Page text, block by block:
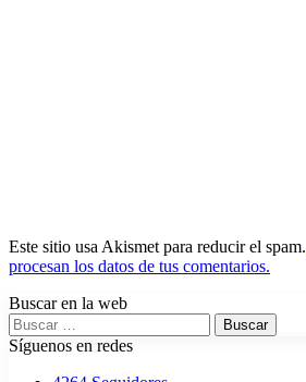
Este sitio usa Akismet para reducir el spam.
procesan los datos de tus comentarios.
Buscar en la web
Buscar:
Síguenos en redes